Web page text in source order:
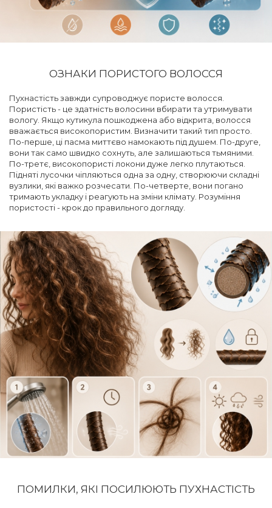
ОЗНАКИ ПОРИСТОГО ВОЛОССЯ
Пухнастість завжди супроводжує пористе волосся.
Пористість - це здатність волосини вбирати та утримувати
вологу. Якщо кутикула пошкоджена або відкрита, волосся
вважається високопористим. Визначити такий тип просто.
По-перше, ці пасма миттєво намокають під душем. По-друге,
вони так само швидко сохнуть, але залишаються тьмяними.
По-третє, високопористі локони дуже легко плутаються.
Підняті лусочки чіпляються одна за одну, створюючи складні
вузлики, які важко розчесати. По-четверте, вони погано
тримають укладку і реагують на зміни клімату. Розуміння
пористості - крок до правильного догляду.
ПОМИЛКИ, ЯКІ ПОСИЛЮЮТЬ ПУХНАСТІСТЬ